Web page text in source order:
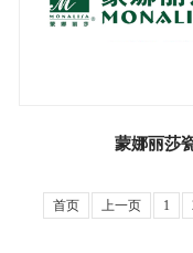
蒙娜丽莎
首页 上一页 1